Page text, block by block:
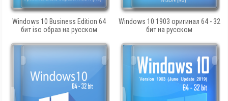
Windows 10 Business Edition 64
бит iso образ на русском
Windows 10 1903 оригинал 64 - 32
бит на русском